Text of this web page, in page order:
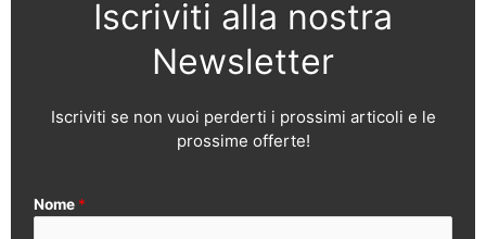
Iscriviti alla nostra
Newsletter
Iscriviti se non vuoi perderti i prossimi articoli e le
prossime offerte!
Nome *